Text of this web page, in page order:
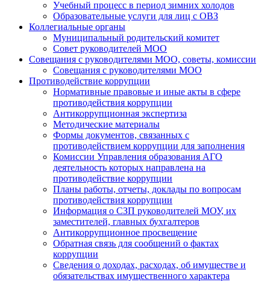
Учебный процесс в период зимних холодов
Образовательные услуги для лиц с ОВЗ
Коллегиальные органы
Муниципальный родительский комитет
Совет руководителей МОО
Совещания с руководителями МОО, советы, комиссии
Совещания с руководителями МОО
Противодействие коррупции
Нормативные правовые и иные акты в сфере
противодействия коррупции
Антикоррупционная экспертиза
Методические материалы
Формы документов, связанных с
противодействием коррупции для заполнения
Комиссии Управления образования АГО
деятельность которых направлена на
противодействие коррупции
Планы работы, отчеты, доклады по вопросам
противодействия коррупции
Информация о СЗП руководителей МОУ, их
заместителей, главных бухгалтеров
Антикоррупционное просвещение
Обратная связь для сообщений о фактах
коррупции
Сведения о доходах, расходах, об имуществе и
обязательствах имущественного характера